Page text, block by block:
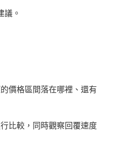
議。
價格區間落在哪裡、還有
比較，同時觀察回覆速度